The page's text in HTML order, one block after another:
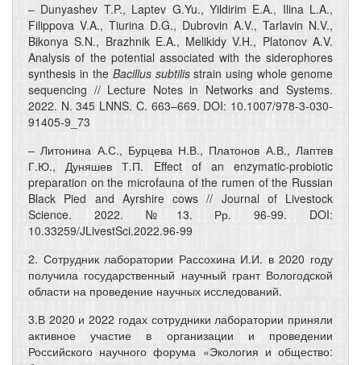
– Dunyashev T.P., Laptev G.Yu., Yildirim E.A., Ilina L.A.,
Filippova V.A., Tiurina D.G., Dubrovin A.V., Tarlavin N.V.,
Bikonya S.N., Brazhnik E.A., Melikidy V.H., Platonov A.V.
Analysis of the potential associated with the siderophores
synthesis in the Bacillus subtilisstrain using whole genome
sequencing // Lecture Notes in Networks and Systems.
2022. N. 345 LNNS. C. 663–669. DOI: 10.1007/978-3-030-
91405-9_73
– Литонина А.С., Бурцева Н.В., Платонов А.В., Лаптев
Г.Ю., Дуняшев Т.П. Effect of an enzymatic-probiotic
preparation on the microfauna of the rumen of the Russian
Black Pied and Ayrshire cows // Journal of Livestock
Science. 2022. №13. Рр. 96-99. DOI:
10.33259/JLivestSci.2022.96-99
2. Сотрудник лаборатории Рассохина И.И. в 2020 году
получила государственный научный грант Вологодской
области на проведение научных исследований.
3.В 2020 и 2022 годах сотрудники лаборатории приняли
активное участие в организации и проведении
Российского научного форума «Экология и общество: